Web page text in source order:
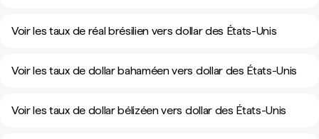
Voir les taux de réal brésilien vers dollar des États-Unis
Voir les taux de dollar bahaméen vers dollar des États-Unis
Voir les taux de dollar bélizéen vers dollar des États-Unis